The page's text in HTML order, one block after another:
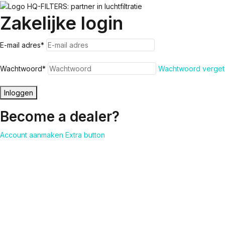
Zakelijke login
E-mail adres*
Wachtwoord* Wachtwoord
Inloggen
Become a dealer?
Account aanmaken Extra button